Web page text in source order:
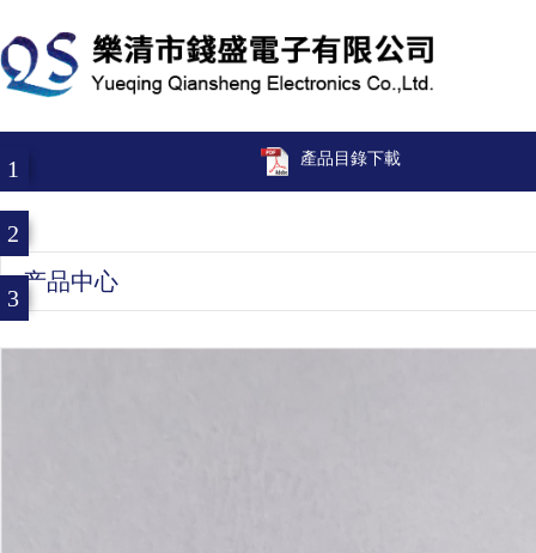
1
2
3
產品目錄下載
产品中心